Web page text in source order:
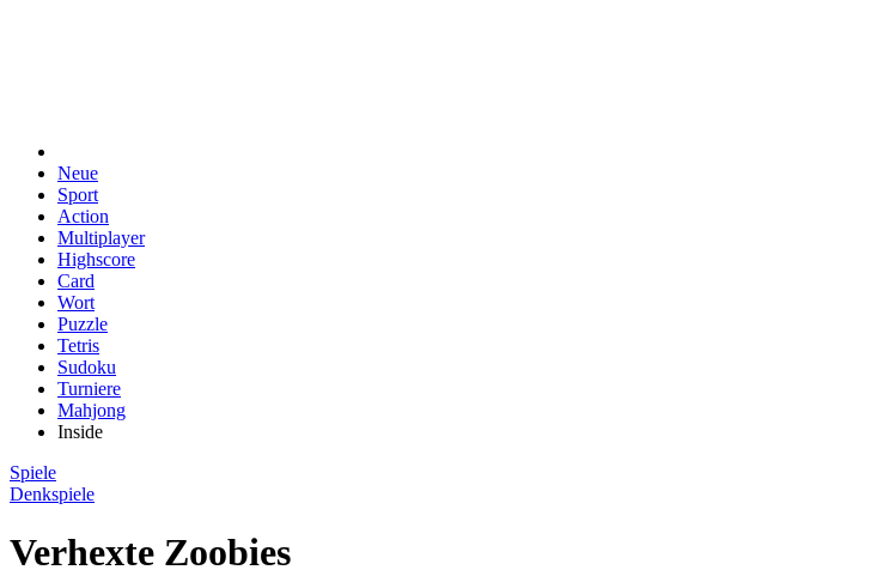
Neue
Sport
Action
Multiplayer
Highscore
Card
Wort
Puzzle
Tetris
Sudoku
Turniere
Mahjong
Inside
Spiele
Denkspiele
Verhexte Zoobies